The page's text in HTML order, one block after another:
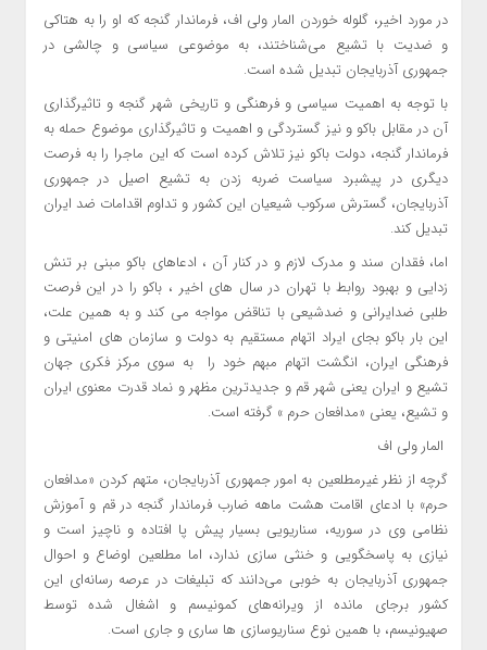
در مورد اخیر، گلوله خوردن المار ولی اف، فرماندار گنجه که او را به هتاکی
و ضدیت با تشیع می‌شناختند، به موضوعی سیاسی و چالشی در
جمهوری آذربایجان تبدیل شده است.
با توجه به اهمیت سیاسی و فرهنگی و تاریخی شهر گنجه و تاثیرگذاری
آن در مقابل باکو و نیز گستردگی و اهمیت و تاثیرگذاری موضوع حمله به
فرماندار گنجه، دولت باکو نیز تلاش کرده است که این ماجرا را به فرصت
دیگری در پیشبرد سیاست ضربه زدن به تشیع اصیل در جمهوری
آذربایجان، گسترش سرکوب شیعیان این کشور و تداوم اقدامات ضد ایران
تبدیل کند.
اما، فقدان سند و مدرک لازم و در کنار آن ، ادعاهای باکو مبنی بر تنش
زدایی و بهبود روابط با تهران در سال های اخیر ، باکو را در این فرصت
طلبی ضدایرانی و ضدشیعی با تناقض مواجه می کند و به همین علت،
این بار باکو بجای ایراد اتهام مستقیم به دولت و سازمان های امنیتی و
فرهنگی ایران، انگشت اتهام مبهم خود را به سوی مرکز فکری جهان
تشیع و ایران یعنی شهر قم و جدیدترین مظهر و نماد قدرت معنوی ایران
و تشیع، یعنی «مدافعان حرم » گرفته است.
المار ولی اف
گرچه از نظر غیرمطلعین به امور جمهوری آذربایجان، متهم کردن «مدافعان
حرم» با ادعای اقامت هشت ماهه ضارب فرماندار گنجه در قم و آموزش
نظامی وی در سوریه، سناریویی بسیار پیش پا افتاده و ناچیز است و
نیازی به پاسخگویی و خنثی سازی ندارد، اما مطلعین اوضاع و احوال
جمهوری آذربایجان به خوبی می‌دانند که تبلیغات در عرصه رسانه‌ای این
کشور برجای مانده از ویرانه‌های کمونیسم و اشغال شده توسط
صهیونیسم، با همین نوع سناریوسازی ها ساری و جاری است.